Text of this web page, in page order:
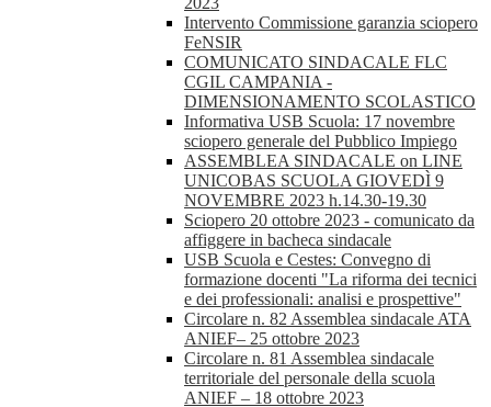
Intervento Commissione garanzia sciopero
FeNSIR
COMUNICATO SINDACALE FLC
CGIL CAMPANIA -
DIMENSIONAMENTO SCOLASTICO
Informativa USB Scuola: 17 novembre
sciopero generale del Pubblico Impiego
ASSEMBLEA SINDACALE on LINE
UNICOBAS SCUOLA GIOVEDÌ 9
NOVEMBRE 2023 h.14.30-19.30
Sciopero 20 ottobre 2023 - comunicato da
affiggere in bacheca sindacale
USB Scuola e Cestes: Convegno di
formazione docenti "La riforma dei tecnici
e dei professionali: analisi e prospettive"
Circolare n. 82 Assemblea sindacale ATA
ANIEF– 25 ottobre 2023
Circolare n. 81 Assemblea sindacale
territoriale del personale della scuola
ANIEF – 18 ottobre 2023